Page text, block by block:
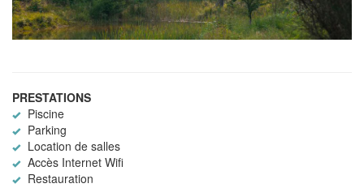
PRESTATIONS
Piscine
Parking
Location de salles
Accès Internet Wifi
Restauration